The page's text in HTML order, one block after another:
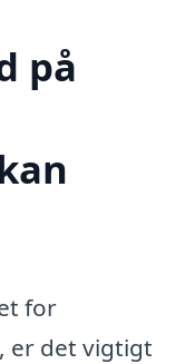
på
for
, er det vigtigt